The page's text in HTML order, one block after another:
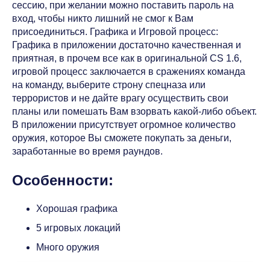
сессию, при желании можно поставить пароль на
вход, чтобы никто лишний не смог к Вам
присоединиться. Графика и Игровой процесс:
Графика в приложении достаточно качественная и
приятная, в прочем все как в оригинальной CS 1.6,
игровой процесс заключается в сражениях команда
на команду, выберите строну спецназа или
террористов и не дайте врагу осуществить свои
планы или помешать Вам взорвать какой-либо объект.
В приложении присутствует огромное количество
оружия, которое Вы сможете покупать за деньги,
заработанные во время раундов.
Особенности:
Хорошая графика
5 игровых локаций
Много оружия